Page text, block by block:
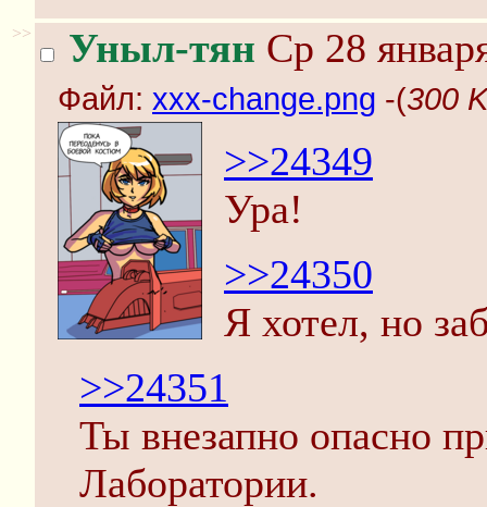
>> Уныл-тян Ср 28
Файл: xxx-change.png -(300
>>24349
Ура!
>>24350
Я хотел, но
>>24351
Ты внезапно опасно
Лаборатории.